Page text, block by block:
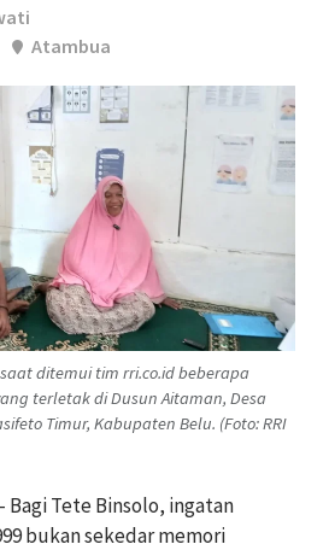
Atambua
ditemui tim rri.co.id beberapa
terletak di Dusun Aitaman, Desa
Timur, Kabupaten Belu. (Foto: RRI
Bagi Tete Binsolo, ingatan
bukan sekedar memori